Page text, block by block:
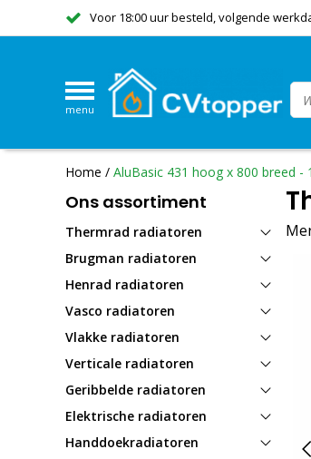
Voor 18:00 uur besteld, volgende
menu
Home / AluBasic 431 hoog x 800 breed -
Ons assortiment
Thermrad radiatoren
Brugman radiatoren
Henrad radiatoren
Vasco radiatoren
Vlakke radiatoren
Verticale radiatoren
Geribbelde radiatoren
Elektrische radiatoren
Handdoekradiatoren